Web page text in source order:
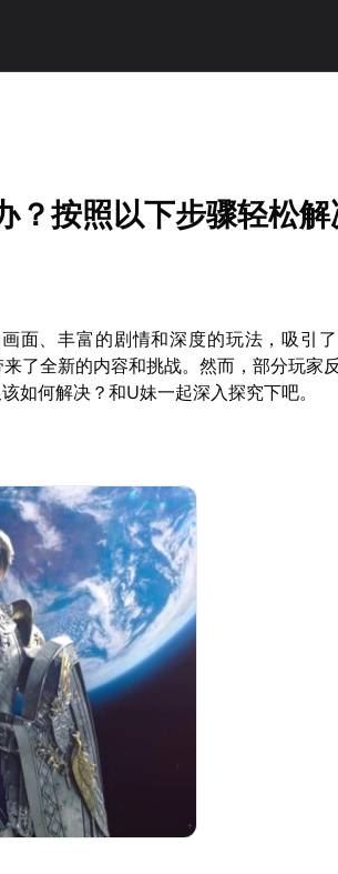
？按照以下步骤轻松
面、丰富的剧情和深度的玩法，吸引
了全新的内容和挑战。然而，部分玩家
如何解决？和U妹一起深入探究下吧。